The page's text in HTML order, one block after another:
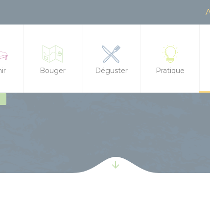
à la journée
et dolmens
/ Hostel
Bouger
Centre équestre
Déguster
Boire un verre
Pratique
Accès et